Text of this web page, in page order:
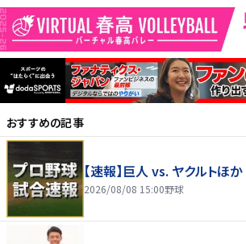
おすすめの記事
【速報】巨人 vs. ヤクルトほか
2026/08/08 15:00野球